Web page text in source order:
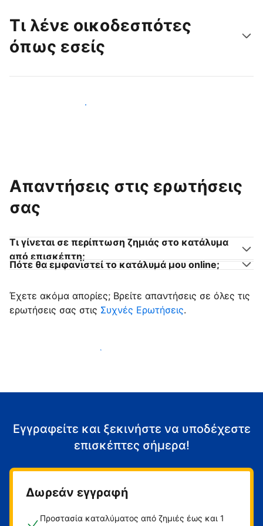
Τι λένε οικοδεσπότες
όπως εσείς
Γίνετε κι εσείς οικοδεσπότης
Απαντήσεις στις ερωτήσεις
σας
Τι γίνεται σε περίπτωση ζημιάς στο κατάλυμα
από επισκέπτη;
Πότε θα εμφανιστεί το κατάλυμά μου online;
Έχετε ακόμα απορίες; Βρείτε απαντήσεις σε όλες τις
ερωτήσεις σας στις Συχνές Ερωτήσεις.
Αρχίστε να υποδέχεστε επισκέπτες
Εγγραφείτε και ξεκινήστε να υποδέχεστε
επισκέπτες σήμερα!
Δωρεάν εγγραφή
Προστασία καταλύματος από ζημιές έως και 1